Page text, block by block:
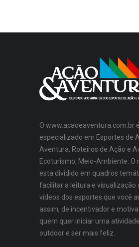
O www.acaoeaventura.com.br
especializado em Esportes de
Aventura, Roteiros de Ação e
Ecoturismo, Meio-Ambiente. O
esta dividido em quadros
facilitar a leitura e visualização
vídeos dos esportes que você
assim, de incentivador e
quem quer iniciar uma
outdoor e ser mais feliz.